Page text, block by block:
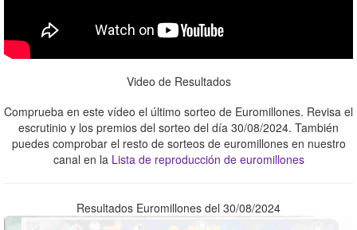
Video de Resultados
Comprueba en este vídeo el último sorteo de Euromillones. Revisa el
escrutinio y los premios del sorteo del día 30/08/2024. También
puedes comprobar el resto de sorteos de euromillones en nuestro
canal en la Lista de reproducción de euromillones
Resultados Euromillones del 30/08/2024